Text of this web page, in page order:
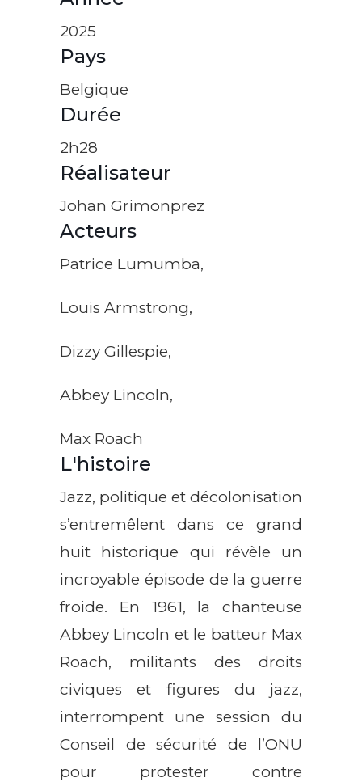
2025
Pays
Belgique
Durée
2h28
Réalisateur
Johan Grimonprez
Acteurs
Patrice Lumumba,
Louis Armstrong,
Dizzy Gillespie,
Abbey Lincoln,
Max Roach
L'histoire
Jazz, politique et décolonisation
s’entremêlent dans ce grand
huit historique qui révèle un
incroyable épisode de la guerre
froide. En 1961, la chanteuse
Abbey Lincoln et le batteur Max
Roach, militants des droits
civiques et figures du jazz,
interrompent une session du
Conseil de sécurité de l’ONU
pour protester contre